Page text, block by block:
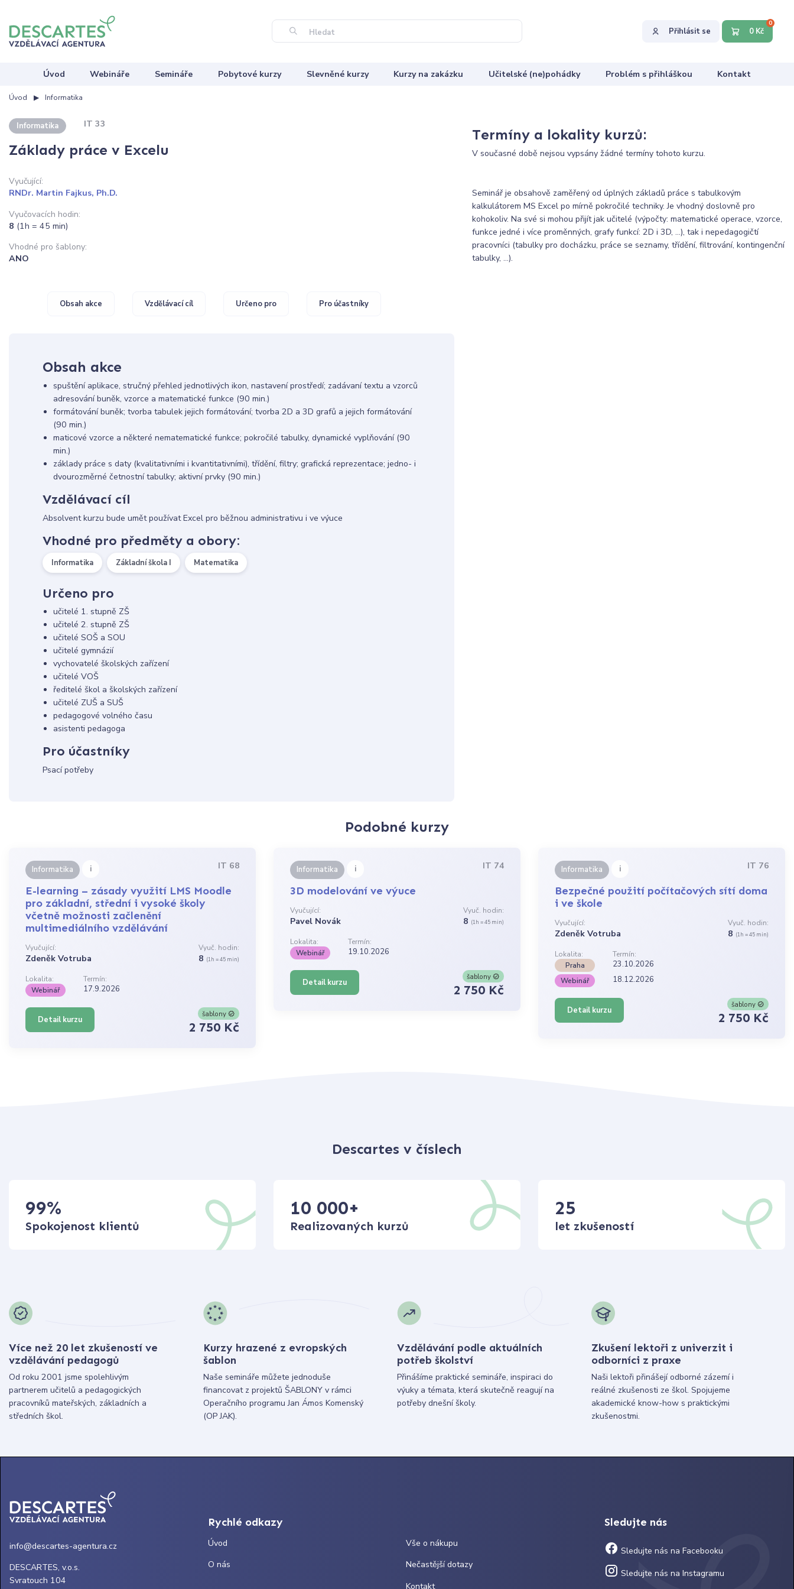
Hledat Přihlásit se 0 Kč
0
Úvod Webináře Semináře Pobytové kurzy Slevněné kurzy Kurzy na zakázku Učitelské (ne)pohádky Problém s přihláškou Kontakt
Úvod Informatika
Informatika IT 33
Základy práce v Excelu
Vyučující:
RNDr. Martin Fajkus, Ph.D.
Vyučovacích hodin:
8 (1h = 45 min)
Vhodné pro šablony:
ANO
Obsah akce Vzdělávací cíl Určeno pro Pro účastníky
Obsah akce
spuštění aplikace, stručný přehled jednotlivých ikon, nastavení prostředí; zadávaní textu a vzorců
adresování buněk, vzorce a matematické funkce (90 min.)
formátování buněk; tvorba tabulek jejich formátování; tvorba 2D a 3D grafů a jejich formátování
(90 min.)
maticové vzorce a některé nematematické funkce; pokročilé tabulky, dynamické vyplňování (90
min.)
základy práce s daty (kvalitativními i kvantitativními), třídění, filtry; grafická reprezentace; jedno- i
dvourozměrné četnostní tabulky; aktivní prvky (90 min.)
Vzdělávací cíl
Absolvent kurzu bude umět používat Excel pro běžnou administrativu i ve výuce
Vhodné pro předměty a obory:
Informatika Základní škola I Matematika
Určeno pro
učitelé 1. stupně ZŠ
učitelé 2. stupně ZŠ
učitelé SOŠ a SOU
učitelé gymnázií
vychovatelé školských zařízení
učitelé VOŠ
ředitelé škol a školských zařízení
učitelé ZUŠ a SUŠ
pedagogové volného času
asistenti pedagoga
Pro účastníky
Psací potřeby
Termíny a lokality kurzů:
V současné době nejsou vypsány žádné termíny tohoto kurzu.
Seminář je obsahově zaměřený od úplných základů práce s tabulkovým
kalkulátorem MS Excel po mírně pokročilé techniky. Je vhodný doslovně pro
kohokoliv. Na své si mohou přijít jak učitelé (výpočty: matematické operace, vzorce,
funkce jedné i více proměnných, grafy funkcí: 2D i 3D, …), tak i nepedagogičtí
pracovníci (tabulky pro docházku, práce se seznamy, třídění, filtrování, kontingenční
tabulky, …).
Podobné kurzy
Informatika i IT 68
E-learning – zásady využití LMS Moodle
pro základní, střední i vysoké školy
včetně možnosti začlenění
multimediálního vzdělávání
Vyučující:
Zdeněk Votruba
Vyuč. hodin:
8 (1h = 45 min)
Lokalita:
Termín:
Webinář
17.9.2026
Detail kurzu
šablony
2 750 Kč
Informatika i IT 74
3D modelování ve výuce
Vyučující:
Pavel Novák
Vyuč. hodin:
8 (1h = 45 min)
Lokalita:
Termín:
Webinář
19.10.2026
Detail kurzu
šablony
2 750 Kč
Informatika i IT 76
Bezpečné použití počítačových sítí doma
i ve škole
Vyučující:
Zdeněk Votruba
Vyuč. hodin:
8 (1h = 45 min)
Lokalita:
Termín:
Praha
23.10.2026
Webinář 18.12.2026
Detail kurzu
šablony
2 750 Kč
Descartes v číslech
99%
Spokojenost klientů
10 000+
Realizovaných kurzů
25
let zkušeností
Více než 20 let zkušeností ve
vzdělávání pedagogů
Od roku 2001 jsme spolehlivým
partnerem učitelů a pedagogických
pracovníků mateřských, základních a
středních škol.
Kurzy hrazené z evropských
šablon
Naše semináře můžete jednoduše
financovat z projektů ŠABLONY v rámci
Operačního programu Jan Ámos Komenský
(OP JAK).
Vzdělávání podle aktuálních
potřeb školství
Přinášíme praktické semináře, inspiraci do
výuky a témata, která skutečně reagují na
potřeby dnešní školy.
Zkušení lektoři z univerzit i
odborníci z praxe
Naši lektoři přinášejí odborné zázemí i
reálné zkušenosti ze škol. Spojujeme
akademické know-how s praktickými
zkušenostmi.
info@descartes-agentura.cz
DESCARTES, v.o.s.
Svratouch 104
Rychlé odkazy
Úvod
O nás
Vše o nákupu
Nečastější dotazy
Kontakt
Sledujte nás
Sledujte nás na Facebooku
Sledujte nás na Instagramu